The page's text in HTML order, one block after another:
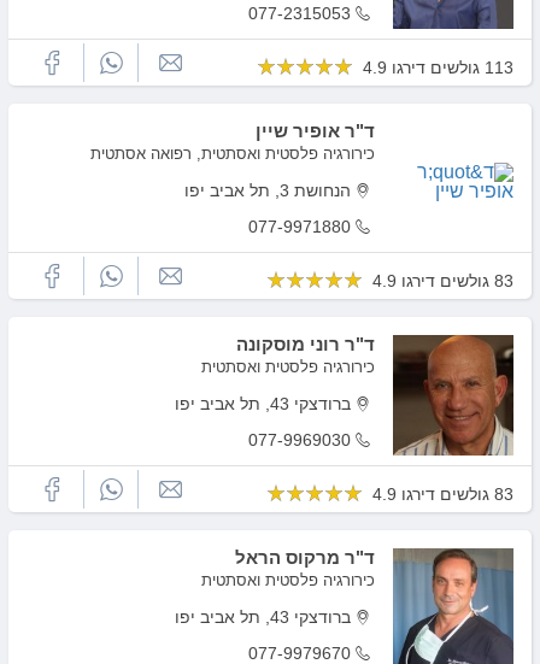
077-2315053
113 גולשים דירגו 4.9
ד"ר אופיר שיין
כירורגיה פלסטית ואסתטית, רפואה אסתטית
הנחושת 3, תל אביב יפו
077-9971880
83 גולשים דירגו 4.9
ד"ר רוני מוסקונה
כירורגיה פלסטית ואסתטית
ברודצקי 43, תל אביב יפו
077-9969030
83 גולשים דירגו 4.9
ד"ר מרקוס הראל
כירורגיה פלסטית ואסתטית
ברודצקי 43, תל אביב יפו
077-9979670